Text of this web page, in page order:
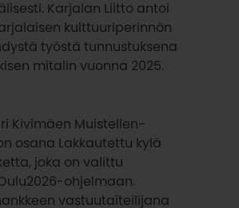
Karjalan Liitto antoi
kulttuuriperinnön
työstä tunnustuksena
mitalin vuonna 2025.
Kivimäen Muistellen-
osana Lakkautettu kylä
joka on valittu
ohjelmaan.
vastuutaiteilijana